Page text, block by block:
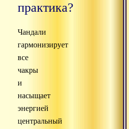
практика?
Чандали
гармонизирует
все
чакры
и
насыщает
энергией
центральный